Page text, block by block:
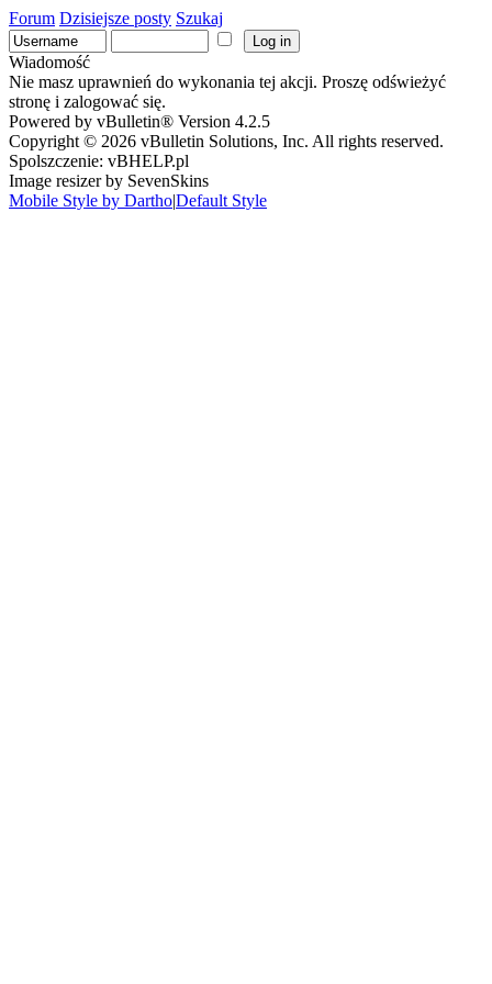
Forum Dzisiejsze posty Szukaj
Wiadomość
Nie masz uprawnień do wykonania tej akcji. Proszę odświeżyć
stronę i zalogować się.
Powered by vBulletin® Version 4.2.5
Copyright © 2026 vBulletin Solutions, Inc. All rights reserved.
Spolszczenie: vBHELP.pl
Image resizer by SevenSkins
Mobile Style by Dartho|Default Style